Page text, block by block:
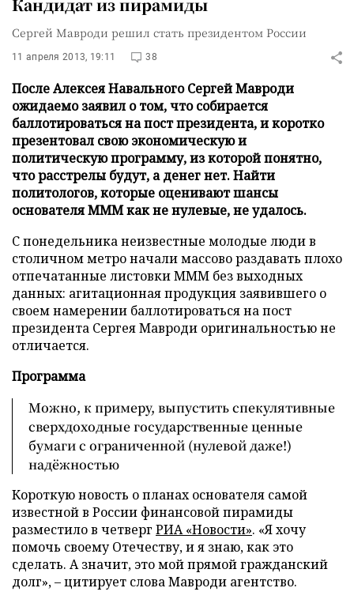
Кандидат из пирамиды
Сергей Мавроди решил стать президентом России
11 апреля 2013, 19:11 38
После Алексея Навального Сергей Мавроди
ожидаемо заявил о том, что собирается
баллотироваться на пост президента, и коротко
презентовал свою экономическую и
политическую программу, из которой понятно,
что расстрелы будут, а денег нет. Найти
политологов, которые оценивают шансы
основателя МММ как не нулевые, не удалось.
С понедельника неизвестные молодые люди в
столичном метро начали массово раздавать плохо
отпечатанные листовки МММ без выходных
данных: агитационная продукция заявившего о
своем намерении баллотироваться на пост
президента Сергея Мавроди оригинальностью не
отличается.
Программа
Можно, к примеру, выпустить спекулятивные
сверхдоходные государственные ценные
бумаги с ограниченной (нулевой даже!)
надёжностью
Короткую новость о планах основателя самой
известной в России финансовой пирамиды
разместило в четверг РИА «Новости». «Я хочу
помочь своему Отечеству, и я знаю, как это
сделать. А значит, это мой прямой гражданский
долг», – цитирует слова Мавроди агентство.